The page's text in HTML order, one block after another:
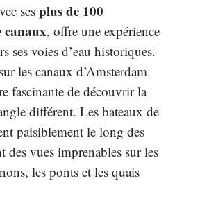
ses plus de 100
canaux, offre une expérience
ses voies d’eau historiques.
les canaux d’Amsterdam
fascinante de découvrir la
différent. Les bateaux de
paisiblement le long des
des vues imprenables sur les
les ponts et les quais